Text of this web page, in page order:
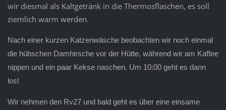
wir diesmal als Kaltgetränk in die Thermosflaschen, es soll
ziemlich warm werden.
Nach einer kurzen Katzenwäsche beobachten wir noch einmal
die hübschen Damhirsche vor der Hütte, während wir am Kaffee
nippen und ein paar Kekse naschen. Um 10:00 geht es dann
los!
Wir nehmen den Rv27 und bald geht es über eine einsame